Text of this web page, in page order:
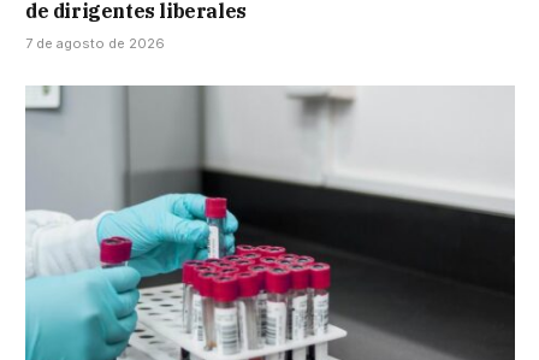
de dirigentes liberales
7 de agosto de 2026